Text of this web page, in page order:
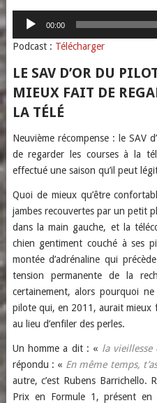
Lecteur
00:00
Podcast : Télécharger
LE SAV D’OR DU
MIEUX FAIT DE
LA TÉLÉ
Neuvième récompense : le SAV
de regarder les courses à la
effectué une saison qu’il peut
Quoi de mieux qu’être
jambes recouvertes par un petit
dans la main gauche, et la
chien gentiment couché à ses
montée d’adrénaline qui
tension permanente de la
certainement, alors pourquoi
pilote qui, en 2011, aurait mieux
au lieu d’enfiler des perles.
Un homme a dit : « la vieillesse
répondu : « En même temps,
autre, c’est Rubens Barrichello.
Prix en Formule 1, présent